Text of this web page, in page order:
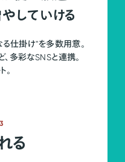
していける
仕掛け"を多数用意。
多彩なSNSと連携。
。
る